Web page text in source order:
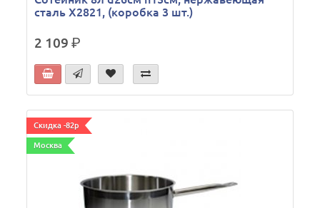
сталь X2821, (коробка 3 шт.)
2 109р.
Скидка -82р
Москва